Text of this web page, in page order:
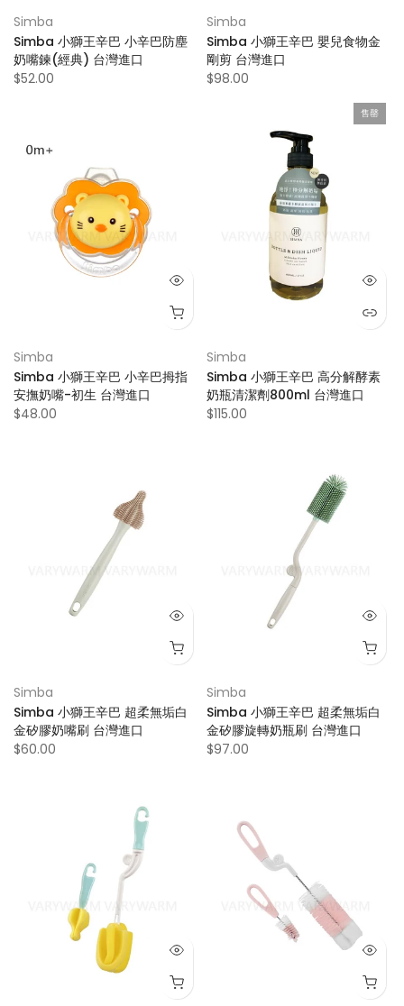
Simba
Simba 小獅王辛巴 小辛巴防塵
奶嘴鍊(經典) 台灣進口
$52.00
Simba
Simba 小獅王辛巴 嬰兒食物金
剛剪 台灣進口
$98.00
Simba
Simba 小獅王辛巴 小辛巴拇指
安撫奶嘴-初生 台灣進口
$48.00
售罄
Simba
Simba 小獅王辛巴 高分解酵素
奶瓶清潔劑800ml 台灣進口
$115.00
Simba
Simba 小獅王辛巴 超柔無垢白
金矽膠奶嘴刷 台灣進口
$60.00
Simba
Simba 小獅王辛巴 超柔無垢白
金矽膠旋轉奶瓶刷 台灣進口
$97.00